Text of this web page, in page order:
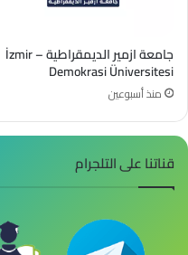
جامعة ازمير الديمقراطية – İzmir
Demokrasi Üniversitesi
منذ أسبوعين
قناتنا على التلجرام